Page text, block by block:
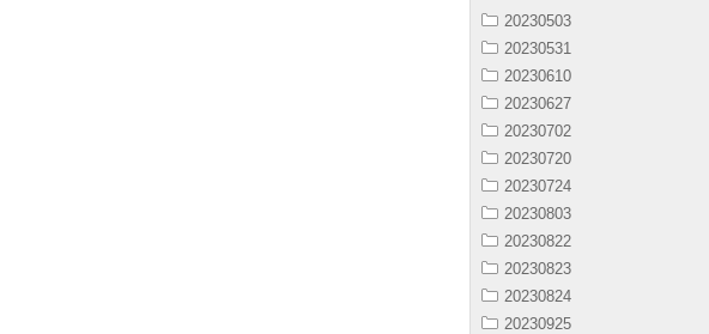
20230503
20230531
20230610
20230627
20230702
20230720
20230724
20230803
20230822
20230823
20230824
20230925